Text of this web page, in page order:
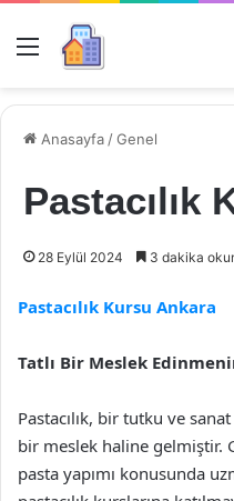
Menü
Anasayfa /Genel
Pastacılık
28 Eylül 2024 3 dakika
Pastacılık Kursu Ankara
Tatlı Bir Meslek
Pastacılık, bir tutku ve
bir meslek haline gelmiştir.
pasta yapımı konusunda